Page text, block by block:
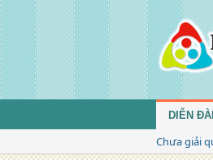
DIỄN
Chưa giải